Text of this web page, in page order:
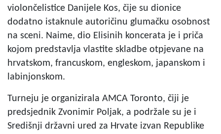
violončelistice Danijele Kos, čije su dionice
dodatno istaknule autoričinu glumačku osobnost
na sceni. Naime, dio Elisinih koncerata je i priča
kojom predstavlja vlastite skladbe otpjevane na
hrvatskom, francuskom, engleskom, japanskom i
labinjonskom.
Turneju je organizirala AMCA Toronto, čiji je
predsjednik Zvonimir Poljak, a podržale su je i
Središnji državni ured za Hrvate izvan Republike